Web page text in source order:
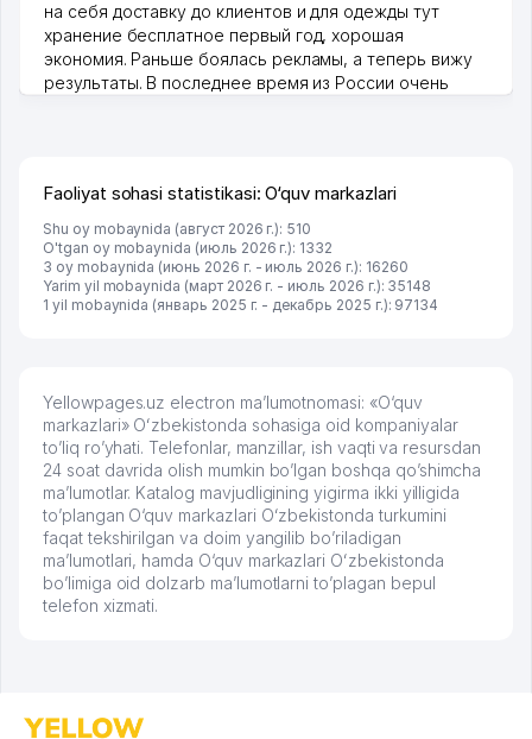
на себя доставку до клиентов и для одежды тут
хранение бесплатное первый год, хорошая
экономия. Раньше боялась рекламы, а теперь вижу
результаты. В последнее время из России очень
Faoliyat sohasi statistikasi: O‘quv markazlari
Shu oy mobaynida (август 2026 г.): 510
O'tgan oy mobaynida (июль 2026 г.): 1332
3 oy mobaynida (июнь 2026 г. - июль 2026 г.): 16260
Yarim yil mobaynida (март 2026 г. - июль 2026 г.): 35148
1 yil mobaynida (январь 2025 г. - декабрь 2025 г.): 97134
Yellowpages.uz electron ma’lumotnomasi: «O‘quv
markazlari» Oʻzbekistonda sohasiga oid kompaniyalar
to’liq ro’yhati. Telefonlar, manzillar, ish vaqti va resursdan
24 soat davrida olish mumkin bo’lgan boshqa qo’shimcha
ma’lumotlar. Katalog mavjudligining yigirma ikki yilligida
to’plangan O‘quv markazlari Oʻzbekistonda turkumini
faqat tekshirilgan va doim yangilib bo’riladigan
ma’lumotlari, hamda O‘quv markazlari Oʻzbekistonda
bo’limiga oid dolzarb ma’lumotlarni to’plagan bepul
telefon xizmati.